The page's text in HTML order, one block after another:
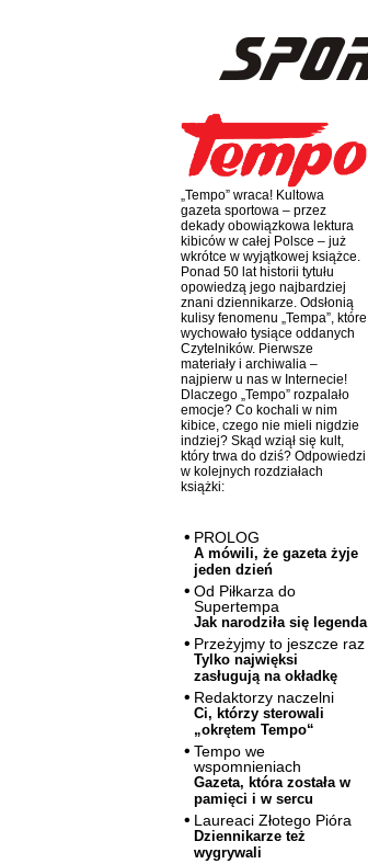
„Tempo” wraca! Kultowa
gazeta sportowa – przez
dekady obowiązkowa lektura
kibiców w całej Polsce – już
wkrótce w wyjątkowej książce.
Ponad 50 lat historii tytułu
opowiedzą jego najbardziej
znani dziennikarze. Odsłonią
kulisy fenomenu „Tempa”, które
wychowało tysiące oddanych
Czytelników. Pierwsze
materiały i archiwalia –
najpierw u nas w Internecie!
Dlaczego „Tempo” rozpalało
emocje? Co kochali w nim
kibice, czego nie mieli nigdzie
indziej? Skąd wziął się kult,
który trwa do dziś? Odpowiedzi
w kolejnych rozdziałach
książki:
PROLOG
A mówili, że gazeta żyje
jeden dzień
Od Piłkarza do
Supertempa
Jak narodziła się legenda
Przeżyjmy to jeszcze raz
Tylko najwięksi
zasługują na okładkę
Redaktorzy naczelni
Ci, którzy sterowali
„okrętem Tempo“
Tempo we
wspomnieniach
Gazeta, która została w
pamięci i w sercu
Laureaci Złotego Pióra
Dziennikarze też
wygrywali